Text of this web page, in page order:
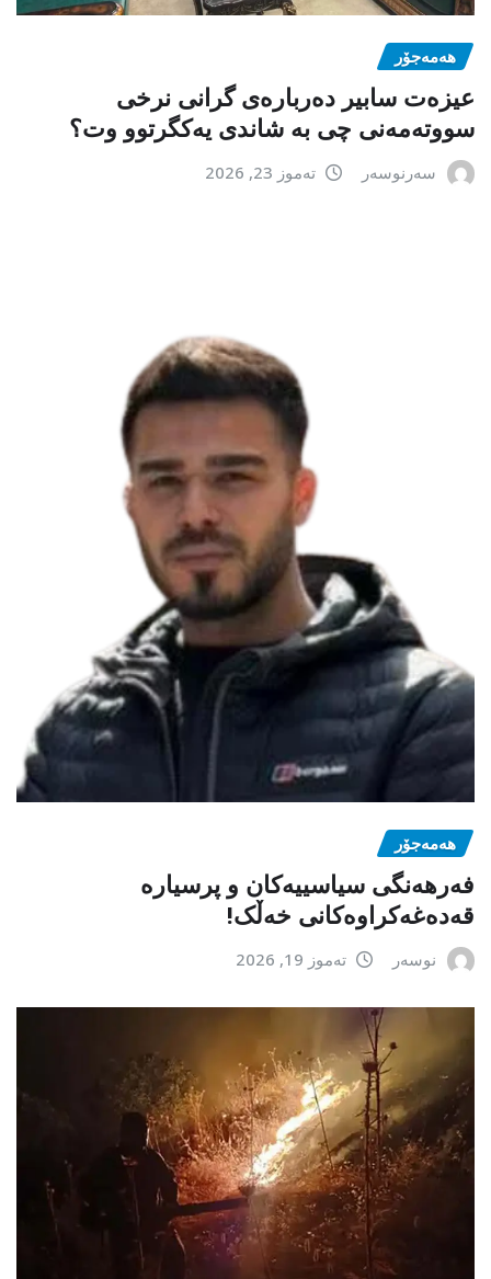
هەمەجۆر
عیزەت سابیر دەربارەی گرانی نرخی
سووتەمەنی چی بە شاندی یەکگرتوو وت؟
سەرنوسەر تەموز 23, 2026
هەمەجۆر
فەرهەنگی سیاسییەکان و پرسیارە
قەدەغەکراوەکانی خەڵک!
نوسەر تەموز 19, 2026